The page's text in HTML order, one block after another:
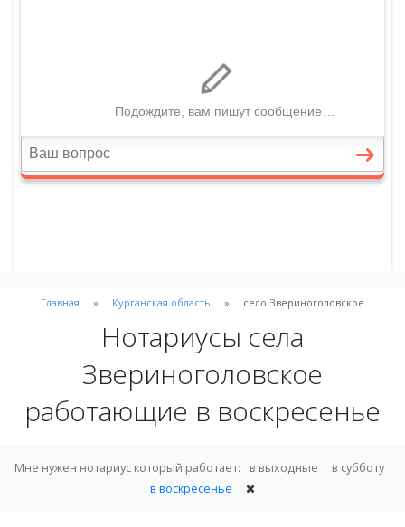
Главная Курганская область село Звериноголовское
Нотариусы села
Звериноголовское
работающие в воскресенье
Мне нужен нотариус который работает: в выходные
в субботу
в воскресенье